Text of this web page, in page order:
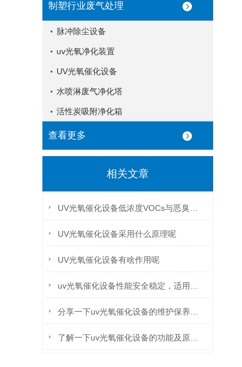
制塑行业废气处理
脉冲除尘设备
uv光氧净化装置
UV光氧催化设备
水喷淋废气净化塔
活性炭吸附净化箱
查看更多
相关文章
UV光氧催化设备采用什么原理呢
UV光氧催化设备有啥作用呢